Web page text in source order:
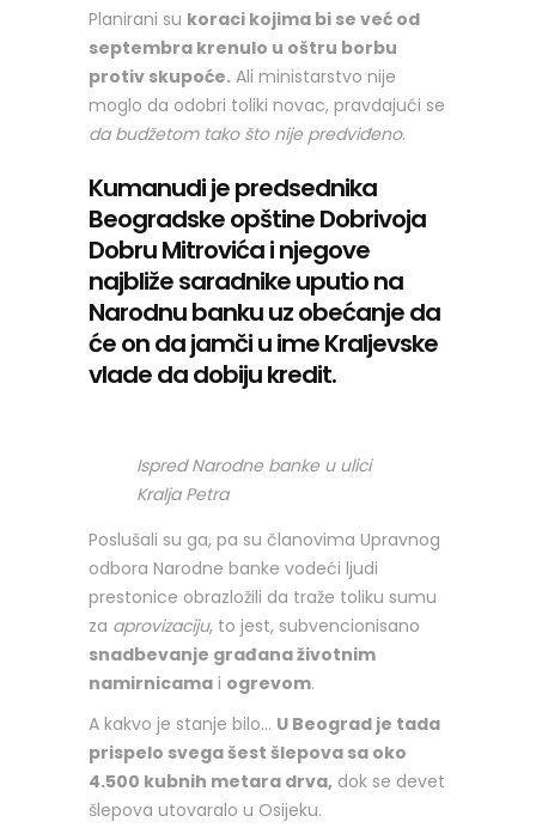
Planirani su koraci kojima bi se već od
septembra krenulo u oštru borbu
protiv skupoće. Ali ministarstvo nije
moglo da odobri toliki novac, pravdajući se
da budžetom tako što nije predviđeno.
Kumanudi je predsednika
Beogradske opštine Dobrivoja
Dobru Mitrovića i njegove
najbliže saradnike uputio na
Narodnu banku uz obećanje da
će on da jamči u ime Kraljevske
vlade da dobiju kredit.
Ispred Narodne banke u ulici
Kralja Petra
Poslušali su ga, pa su članovima Upravnog
odbora Narodne banke vodeći ljudi
prestonice obrazložili da traže toliku sumu
za aprovizaciju, to jest, subvencionisano
snadbevanje građana životnim
namirnicama i ogrevom.
A kakvo je stanje bilo… U Beograd je tada
prispelo svega šest šlepova sa oko
4.500 kubnih metara drva, dok se devet
šlepova utovaralo u Osijeku.